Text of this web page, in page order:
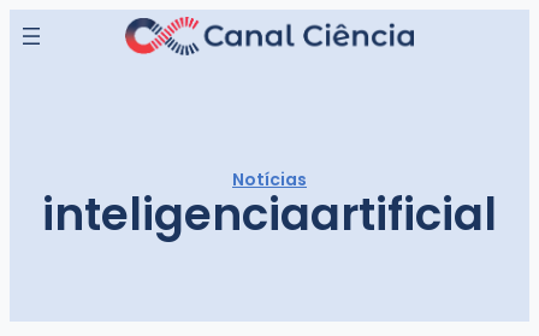
para
Notícias
inteligenciaartificial